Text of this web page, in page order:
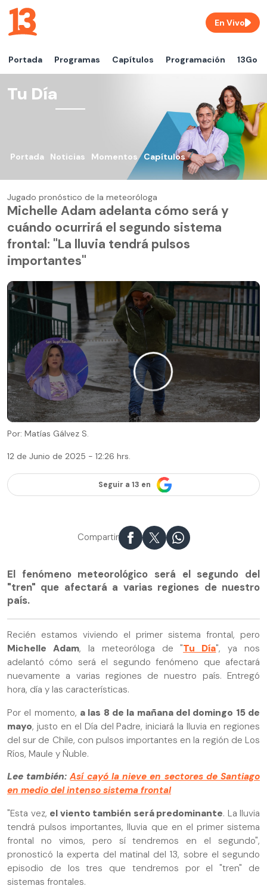
Portada Programas Capítulos Programación 13Go
En Vivo
Tu Día
Portada Noticias Momentos Capítulos
Jugado pronóstico de la meteoróloga
Michelle Adam adelanta cómo será y
cuándo ocurrirá el segundo sistema
frontal: "La lluvia tendrá pulsos
importantes"
Por: Matías Gálvez S.
12 de Junio de 2025 - 12:26 hrs.
Seguir a 13 en
Compartir
El fenómeno meteorológico será el segundo del
"tren" que afectará a varias regiones de nuestro
país.
Recién estamos viviendo el primer sistema frontal, pero
Michelle Adam, la meteoróloga de "Tu Día", ya nos
adelantó cómo será el segundo fenómeno que afectará
nuevamente a varias regiones de nuestro país. Entregó
hora, día y las características.
Por el momento, a las 8 de la mañana del domingo 15 de
mayo, justo en el Día del Padre, iniciará la lluvia en regiones
del sur de Chile, con pulsos importantes en la región de Los
Ríos, Maule y Ñuble.
Lee también:Así cayó la nieve en sectores de Santiago
en medio del intenso sistema frontal
"Esta vez, el viento también será predominante. La lluvia
tendrá pulsos importantes, lluvia que en el primer sistema
frontal no vimos, pero sí tendremos en el segundo",
pronosticó la experta del matinal del 13, sobre el segundo
episodio de los tres que tendremos por el "tren" de
sistemas frontales.